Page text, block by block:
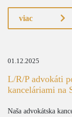
viac
01.12.2025
L/R/P advokáti
kanceláriami na
Naša advokátska